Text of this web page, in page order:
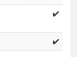
✔️
✔️